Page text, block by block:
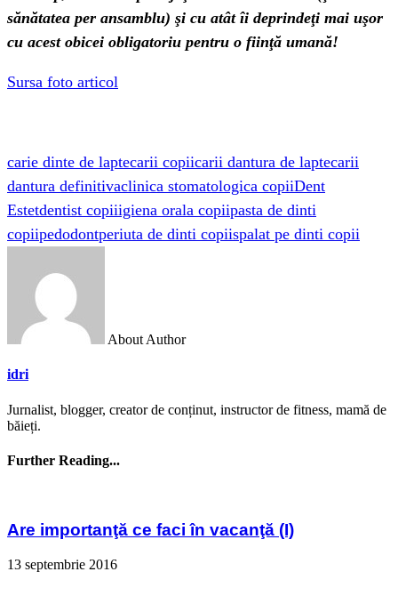
sănătatea per ansamblu) şi cu atât îi deprindeţi mai uşor
cu acest obicei obligatoriu pentru o fiinţă umană!
Sursa foto articol
carie dinte de laptecarii copiicarii dantura de laptecarii
dantura definitivaclinica stomatologica copiiDent
Estetdentist copiiigiena orala copiipasta de dinti
copiipedodontperiuta de dinti copiispalat pe dinti copii
About Author
idri
Jurnalist, blogger, creator de conținut, instructor de fitness, mamă de
băieți.
Further Reading...
Are importanţă ce faci în vacanţă (I)
13 septembrie 2016